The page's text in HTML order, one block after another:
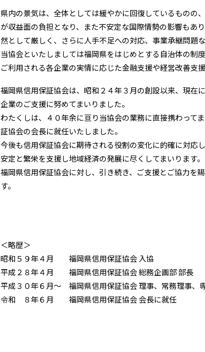
県内の景気は、全体としては緩やかに回復しているものの
が収益面の負担となり、また不安定な国際情勢の影響もあ
然として厳しく、さらに人手不足への対応、事業承継問題
当協会といたしましては福岡県をはじめとする自治体の制
ご利用される各企業の実情に応じた金融支援や経営改善支
福岡県信用保証協会は、昭和２４年３月の創設以来、現在
企業のご支援に努めてまいりました。
わたくしは、４０年余に亘り当協会の業務に直接携わって
証協会の会長に就任いたしました。
今後も信用保証協会に期待される役割の変化に的確に対応
安定と繁栄を支援し地域経済の発展に尽くしてまいります。
福岡県信用保証協会に対し、引き続き、ご支援とご協力を
す。
＜略歴＞
昭和５９年４月 福岡県信用保証協会 入協
平成２８年４月 福岡県信用保証協会 総務企画部 部長
平成３０年６月～ 福岡県信用保証協会 理事、常務理事、
令和 ８年６月 福岡県信用保証協会 会長に就任